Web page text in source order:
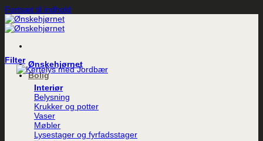
Fortsæt til indhold
Ønskehjørnet
Bolig
Interiør
Belysning
Krukker og potter
Vaser
Møbler
Lysestager og fyrfadsstager
Filter